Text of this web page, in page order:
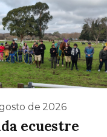
de 2026
ecuestre